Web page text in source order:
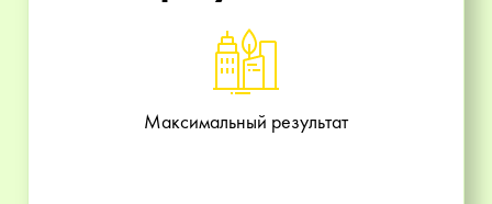
Максимальный результат